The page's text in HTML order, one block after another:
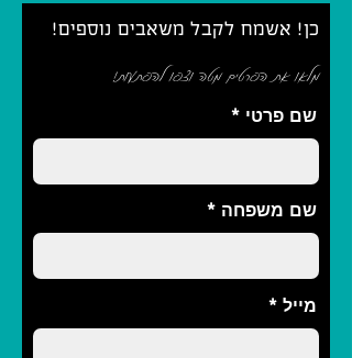
כן! אשמח לקבל משאבים נוספים!
מלאו את הפרטים מטה וצפו להפתעות!
שם פרטי
שם משפחה
מייל